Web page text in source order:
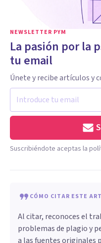
NEWSLETTER PYM
La pasión por la
tu email
Únete y recibe artículos y
Suscribiéndote aceptas la
CÓMO CITAR ESTE
Al citar, reconoces el
problemas de plagio y
a las fuentes originales